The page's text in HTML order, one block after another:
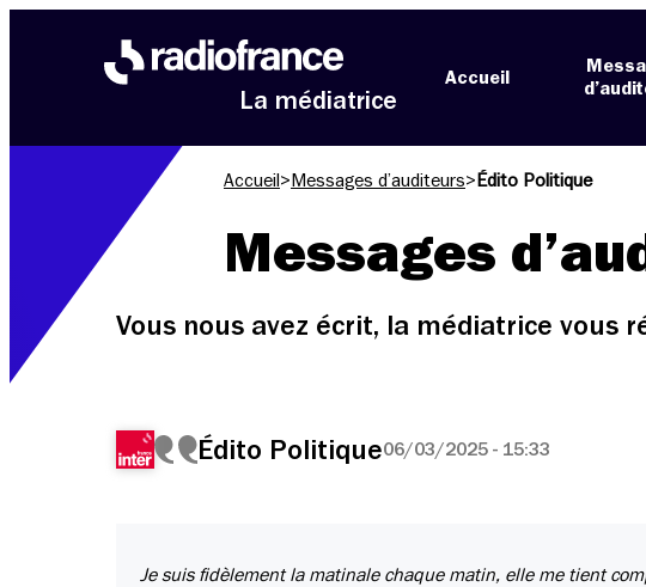
La médiatrice
Accueil
Accueil > Messages d’auditeurs> Édito Politique
Messages
Vous nous avez écrit, la médiatrice vous
Édito Politique06/03/2025 - 15:33
Je suis fidèlement la matinale chaque matin, elle me tient